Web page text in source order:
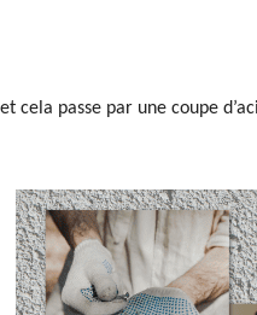
cela passe par une coupe